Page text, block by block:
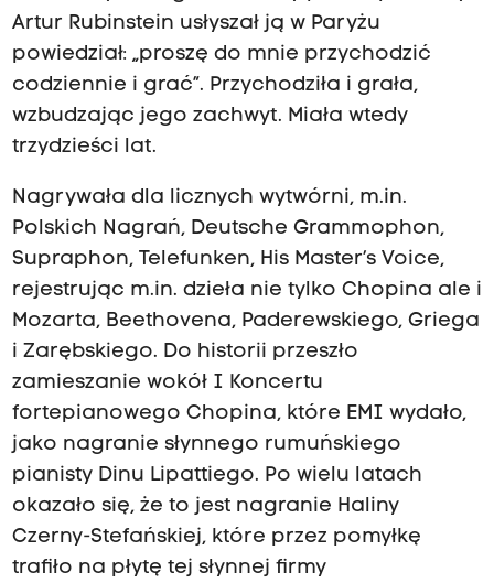
Artur Rubinstein usłyszał ją w Paryżu
powiedział: „proszę do mnie przychodzić
codziennie i grać”. Przychodziła i grała,
wzbudzając jego zachwyt. Miała wtedy
trzydzieści lat.
Nagrywała dla licznych wytwórni, m.in.
Polskich Nagrań, Deutsche Grammophon,
Supraphon, Telefunken, His Master’s Voice,
rejestrując m.in. dzieła nie tylko Chopina ale i
Mozarta, Beethovena, Paderewskiego, Griega
i Zarębskiego. Do historii przeszło
zamieszanie wokół I Koncertu
fortepianowego Chopina, które EMI wydało,
jako nagranie słynnego rumuńskiego
pianisty Dinu Lipattiego. Po wielu latach
okazało się, że to jest nagranie Haliny
Czerny-Stefańskiej, które przez pomyłkę
trafiło na płytę tej słynnej firmy